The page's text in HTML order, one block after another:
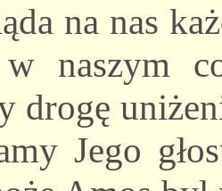
na nas
naszym
drogę
Jego